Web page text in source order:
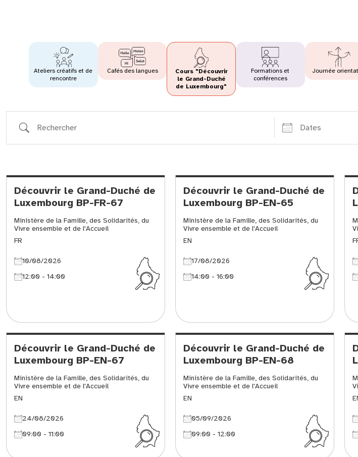
Ateliers créatifs et de
rencontre
Cafés des langues
Cours "Découvrir
le Grand-Duché
de Luxembourg"
Formations et
conférences
Journée
Rechercher Dates
Découvrir le Grand-Duché de
Luxembourg BP-FR-67
Ministère de la Famille, des Solidarités, du
Vivre ensemble et de l'Accueil
FR
10/08/2026
12:00 - 14:00
Découvrir le Grand-Duché de
Luxembourg BP-EN-65
Ministère de la Famille, des Solidarités, du
Vivre ensemble et de l'Accueil
EN
17/08/2026
14:00 - 16:00
Découvrir le Grand-Duché de
Luxembourg BP-EN-67
Ministère de la Famille, des Solidarités, du
Vivre ensemble et de l'Accueil
EN
24/08/2026
09:00 - 11:00
Découvrir le Grand-Duché de
Luxembourg BP-EN-68
Ministère de la Famille, des Solidarités, du
Vivre ensemble et de l'Accueil
EN
05/09/2026
09:00 - 12:00